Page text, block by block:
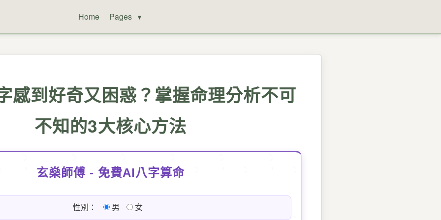
Home Pages ▼
感到好奇又困惑？掌握命理分析不可
不知的3大核心方法
玄燊師傅 - 免費AI八字算命
性別： 男 女